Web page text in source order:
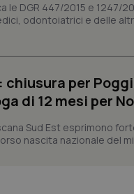
le DGR 447/2015 e 1247/
odontoiatrici e delle
per
di 12 mesi per
Sud Est esprimono
nascita nazionale del
correttamente.
assegnare un identificatore
Questo nome di cookie è
significativo del servizio di
utilizzato da Google. Questo